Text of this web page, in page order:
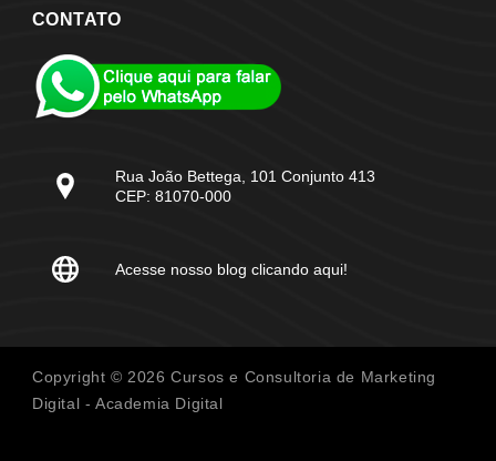
CONTATO
Rua João Bettega, 101 Conjunto 413
CEP: 81070-000
Acesse nosso blog clicando aqui!
Copyright © 2026 Cursos e Consultoria de Marketing
Digital - Academia Digital